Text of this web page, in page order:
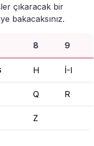
çıkaracak bir
bakacaksınız.
8 9
H İ-I
Q R
Z